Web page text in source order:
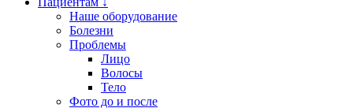
Наше оборудование
Болезни
Проблемы
Лицо
Волосы
Тело
Фото до и после